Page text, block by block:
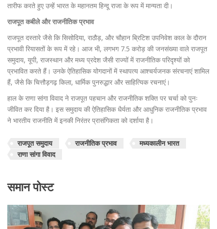
तारीफ करते हुए उन्हें भारत के महानतम हिन्दू राजा के रूप में मान्यता दी।
राजपूत कबीले और राजनीतिक प्रभाव
राजपूत दस्तारे जैसे कि सिसोदिया, राठौड़, और चौहान ब्रिटिश उपनिवेश काल के दौरान
प्रभावी रियासतों के रूप में रहे। आज भी, लगभग 7.5 करोड़ की जनसंख्या वाले राजपूत
समुदाय, यूपी, राजस्थान और मध्य प्रदेश जैसी राज्यों में राजनीतिक परिदृश्यों को
प्रभावित करते हैं। उनके ऐतिहासिक योगदानों में स्थापत्य आश्चर्यजनक संरचनाएं शामिल
हैं, जैसे कि चित्तौड़गढ़ किला, धार्मिक पुनरुद्धार और साहित्यिक रचनाएं।
हाल के राणा सांगा विवाद ने राजपूत पहचान और राजनीतिक शक्ति पर चर्चा को पुनः
जीवित कर दिया है। इस समुदाय की ऐतिहासिक धैर्यता और आधुनिक राजनीतिक प्रभाव
ने भारतीय राजनीति में इनकी निरंतर प्रासंगिकता को दर्शाया है।
राजपूत समुदाय राजनीतिक प्रभाव
मध्यकालीन भारत
राणा सांगा विवाद
समान पोस्ट